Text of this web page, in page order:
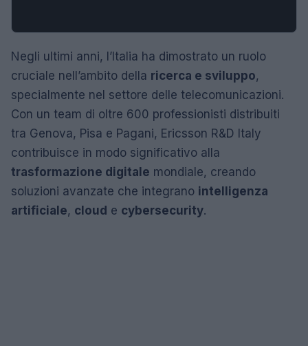
Negli ultimi anni, l’Italia ha dimostrato un ruolo
cruciale nell’ambito della ricerca e sviluppo,
specialmente nel settore delle telecomunicazioni.
Con un team di oltre 600 professionisti distribuiti
tra Genova, Pisa e Pagani, Ericsson R&D Italy
contribuisce in modo significativo alla
trasformazione digitale mondiale, creando
soluzioni avanzate che integrano intelligenza
artificiale, cloud e cybersecurity.